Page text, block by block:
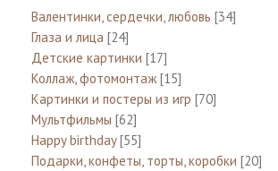
Валентинки, сердечки, любовь [34]
Глаза и лица [24]
Детские картинки [17]
Коллаж, фотомонтаж [15]
Картинки и постеры из игр [70]
Мультфильмы [62]
Happy birthday [55]
Подарки, конфеты, торты, коробки [20]